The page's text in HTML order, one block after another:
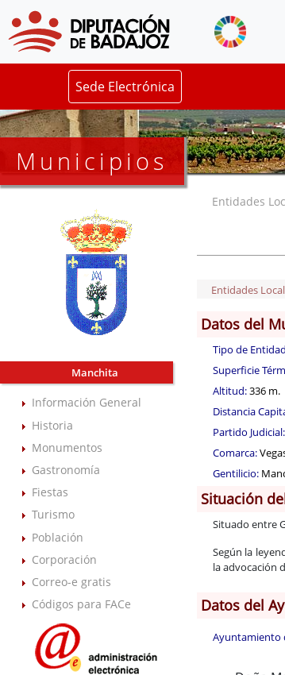
Sede Electrónica
Municipios
Manchita
Información General
Historia
Monumentos
Gastronomía
Fiestas
Turismo
Población
Corporación
Correo-e gratis
Códigos para FACe
Entidades
Entidades
Datos del
Tipo de
Superficie
Altitud:336 m.
Distancia
Partido Judicial:
Comarca:
Gentilicio:
Situación
Situado entre
Según la
la advocación
Datos del
Ayuntamiento